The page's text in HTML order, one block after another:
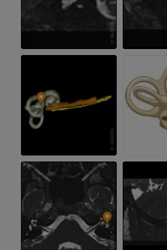
Visible Human Project
Fotografía